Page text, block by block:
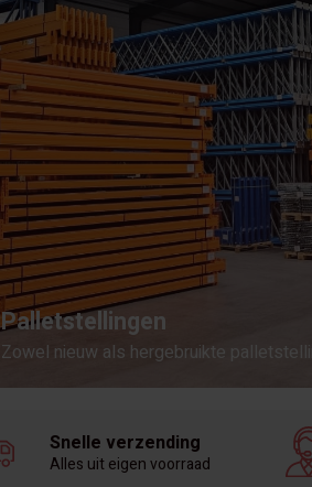
Palletstellingen
Zowel nieuw als hergebruikte
Snelle verzending
Alles uit eigen voorraad